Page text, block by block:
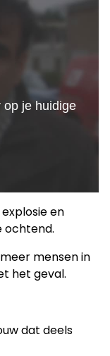
en
ochtend.
mensen in
het geval.
dat deels